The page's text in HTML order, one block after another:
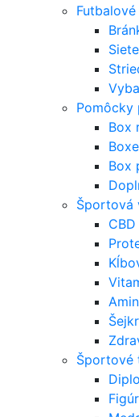
Siete
Box
Box
Športová
CBD
Športové